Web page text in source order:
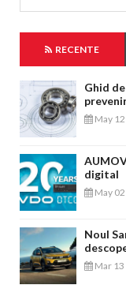
RECENTE
Ghid
May
digital
May
Noul
Mar